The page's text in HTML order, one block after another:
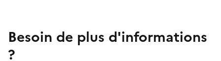
Besoin de plus d'informations
?